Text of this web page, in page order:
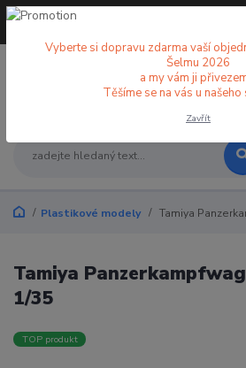
+420 773 998 582
Plastikové modely Tamiya
Tamiya
1/35
TOP produkt
Vyberte si dopravu zdarma vaší
Šelmu 2026
a my vám ji
Těšíme se na vás u našeho
Zavřít